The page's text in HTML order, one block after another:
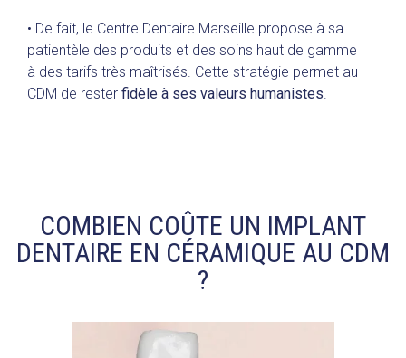
• De fait, le Centre Dentaire Marseille propose à sa
patientèle des produits et des soins haut de gamme
à des tarifs très maîtrisés. Cette stratégie permet au
CDM de rester fidèle à ses valeurs humanistes.
COMBIEN COÛTE UN IMPLANT
DENTAIRE EN CÉRAMIQUE AU CDM
?